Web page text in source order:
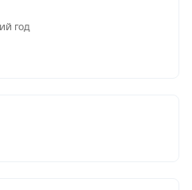
год